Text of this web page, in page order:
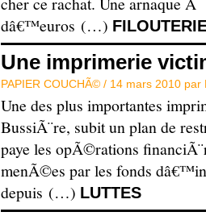
dâ€™euros (…)
Une imprimerie
PAPIER COUCHÃ© / 14 mars 2010 par
Une des plus importantes
BussiÃ¨re, subit un plan de
paye les opÃ©rations
menÃ©es par les fonds
depuis (…) LUTTES